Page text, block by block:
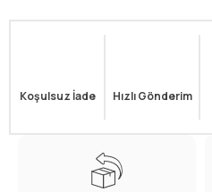
Koşulsuz İade Hızlı Gönderim